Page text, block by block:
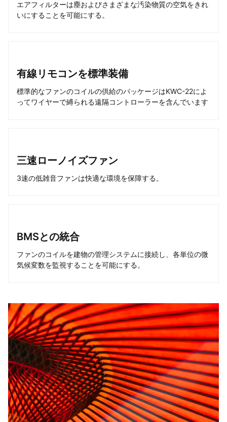
エアフィルターは塵およびさまざまな汚染物質の空気をきれ
いにすることを可能にする。
有線リモコンを標準装備
標準的なファンのコイルの供給のパッケージはKWC-22によ
ってワイヤーで縛られる遠隔コントローラーを含んでいます
三速ローノイズファン
3速の低雑音ファンは快適な環境を保障する。
BMSとの統合
ファンのコイルを建物の管理システムに接続し、各単位の微
気候変数を監視することを可能にする。